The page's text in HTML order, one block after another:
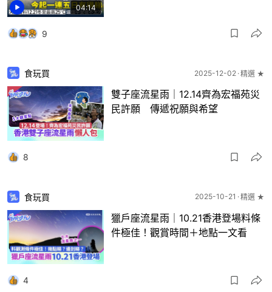
04:14
9
食玩買 2025-12-02 精選 ★
雙子座流星雨｜12.14齊為宏福苑災
民許願 傳遞祝願與希望
8
食玩買 2025-10-21 精選 ★
獵戶座流星雨｜10.21香港登場料條
件極佳！觀賞時間＋地點一文看
4